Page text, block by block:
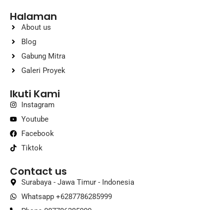
Halaman
About us
Blog
Gabung Mitra
Galeri Proyek
Ikuti Kami
Instagram
Youtube
Facebook
Tiktok
Contact us
Surabaya - Jawa Timur - Indonesia
Whatsapp +6287786285999